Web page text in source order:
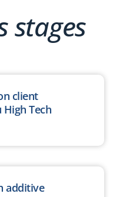
stages
client
Tech
additive